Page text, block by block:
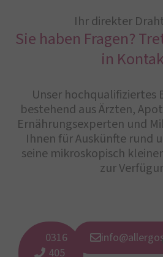
Ihr direkter
Sie haben Fragen?
in
Unser hochqualifiziertes
bestehend aus Ärzten,
Ernährungsexperten und
Ihnen für Auskünfte rund
seine mikroskopisch
zur
0316
405